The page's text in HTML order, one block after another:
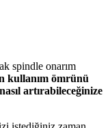
spindle onarım
kullanım ömrünü
artırabileceğinize